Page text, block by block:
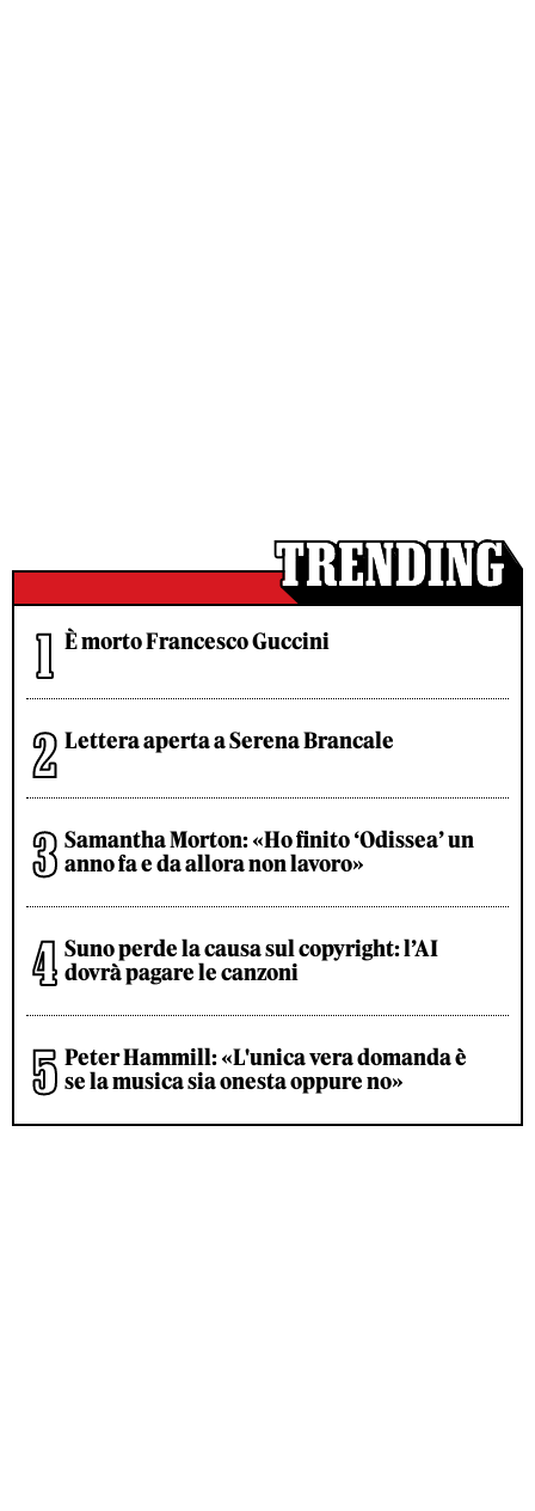
È morto Francesco Guccini
Lettera aperta a Serena Brancale
Samantha Morton: «Ho finito ‘Odissea’ un
anno fa e da allora non lavoro»
Suno perde la causa sul copyright: l’AI
dovrà pagare le canzoni
Peter Hammill: «L'unica vera domanda è
se la musica sia onesta oppure no»